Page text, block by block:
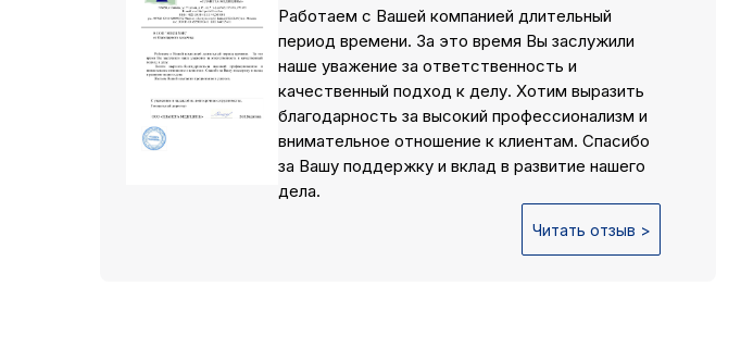
Работаем с Вашей компанией длительный
период времени. За это время Вы заслужили
наше уважение за ответственность и
качественный подход к делу. Хотим выразить
благодарность за высокий профессионализм и
внимательное отношение к клиентам. Спасибо
за Вашу поддержку и вклад в развитие нашего
дела.
Читать отзыв >